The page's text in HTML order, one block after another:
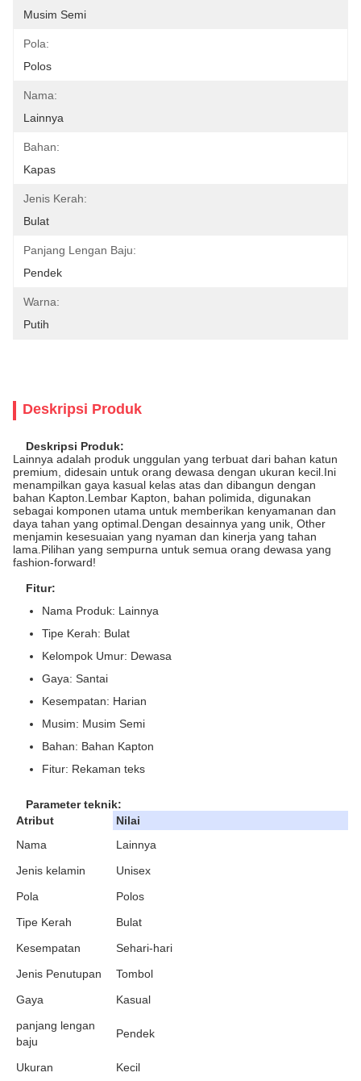
Musim Semi
Pola:
Polos
Nama:
Lainnya
Bahan:
Kapas
Jenis Kerah:
Bulat
Panjang Lengan Baju:
Pendek
Warna:
Putih
Deskripsi Produk
Deskripsi Produk:
Lainnya adalah produk unggulan yang terbuat dari bahan katun
premium, didesain untuk orang dewasa dengan ukuran kecil.Ini
menampilkan gaya kasual kelas atas dan dibangun dengan
bahan Kapton.Lembar Kapton, bahan polimida, digunakan
sebagai komponen utama untuk memberikan kenyamanan dan
daya tahan yang optimal.Dengan desainnya yang unik, Other
menjamin kesesuaian yang nyaman dan kinerja yang tahan
lama.Pilihan yang sempurna untuk semua orang dewasa yang
fashion-forward!
Fitur:
Nama Produk: Lainnya
Tipe Kerah: Bulat
Kelompok Umur: Dewasa
Gaya: Santai
Kesempatan: Harian
Musim: Musim Semi
Bahan: Bahan Kapton
Fitur: Rekaman teks
Parameter teknik:
Atribut
Nilai
Nama
Lainnya
Jenis kelamin
Unisex
Pola
Polos
Tipe Kerah
Bulat
Kesempatan
Sehari-hari
Jenis Penutupan
Tombol
Gaya
Kasual
panjang lengan
baju
Pendek
Ukuran Kecil